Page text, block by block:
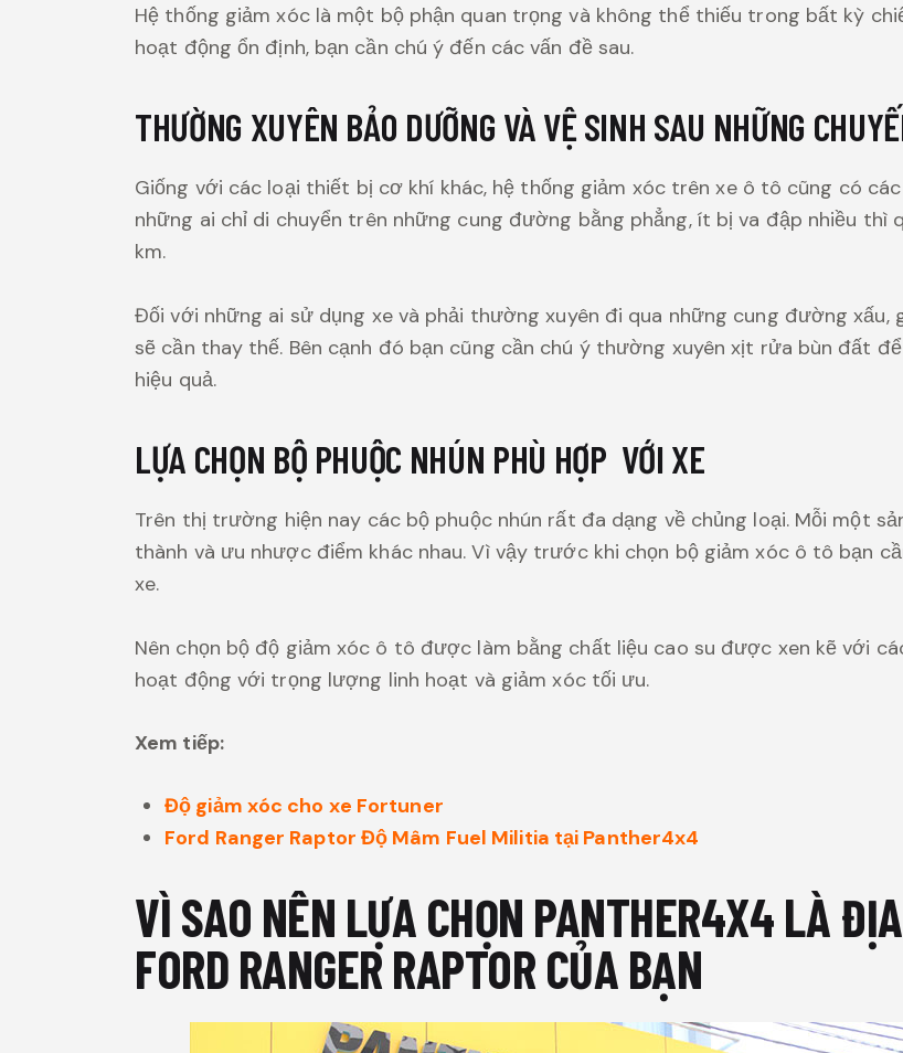
Hệ thống giảm xóc là một bộ phận quan trọng và không thể thiếu trong bất kỳ
hoạt động ổn định, bạn cần chú ý đến các vấn đề sau.
THƯỜNG XUYÊN BẢO DƯỠNG VÀ VỆ SINH SAU NHỮNG
Giống với các loại thiết bị cơ khí khác, hệ thống giảm xóc trên xe ô tô cũng có
những ai chỉ di chuyển trên những cung đường bằng phẳng, ít bị va đập nhiều thì
km.
Đối với những ai sử dụng xe và phải thường xuyên đi qua những cung đường
sẽ cần thay thế. Bên cạnh đó bạn cũng cần chú ý thường xuyên xịt rửa bùn đất
hiệu quả.
LỰA CHỌN BỘ PHUỘC NHÚN PHÙ HỢP VỚI XE
Trên thị trường hiện nay các bộ phuộc nhún rất đa dạng về chủng loại. Mỗi một
thành và ưu nhược điểm khác nhau. Vì vậy trước khi chọn bộ giảm xóc ô tô bạn
xe.
Nên chọn bộ độ giảm xóc ô tô được làm bằng chất liệu cao su được xen kẽ với
hoạt động với trọng lượng linh hoạt và giảm xóc tối ưu.
Xem tiếp:
Độ giảm xóc cho xe Fortuner
Ford Ranger Raptor Độ Mâm Fuel Militia tại Panther4x4
VÌ SAO NÊN LỰA CHỌN PANTHER4X4 LÀ
FORD RANGER RAPTOR CỦA BẠN